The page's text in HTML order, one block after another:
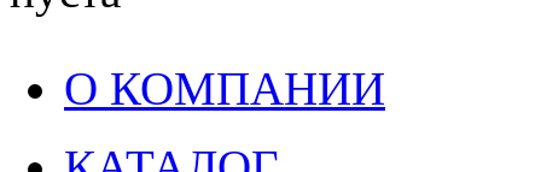
О КОМПАНИИ